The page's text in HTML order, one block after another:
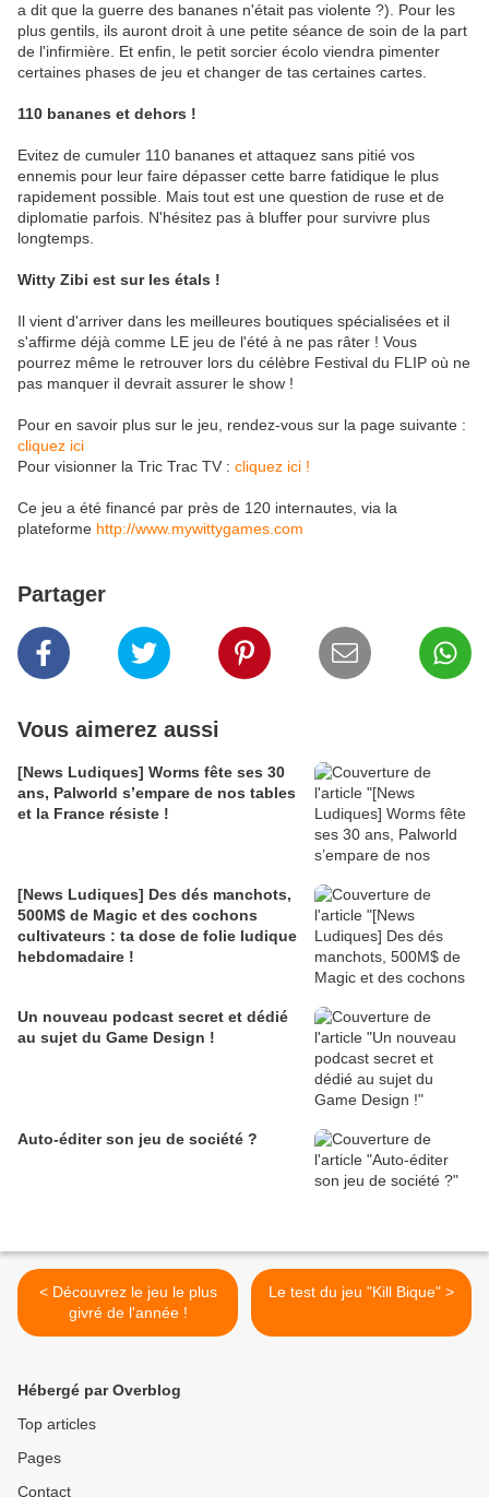
a dit que la guerre des bananes n'était pas violente ?). Pour les
plus gentils, ils auront droit à une petite séance de soin de la part
de l'infirmière. Et enfin, le petit sorcier écolo viendra pimenter
certaines phases de jeu et changer de tas certaines cartes.
110 bananes et dehors !
Evitez de cumuler 110 bananes et attaquez sans pitié vos
ennemis pour leur faire dépasser cette barre fatidique le plus
rapidement possible. Mais tout est une question de ruse et de
diplomatie parfois. N'hésitez pas à bluffer pour survivre plus
longtemps.
Witty Zibi est sur les étals !
Il vient d'arriver dans les meilleures boutiques spécialisées et il
s'affirme déjà comme LE jeu de l'été à ne pas râter ! Vous
pourrez même le retrouver lors du célèbre Festival du FLIP où ne
pas manquer il devrait assurer le show !
Pour en savoir plus sur le jeu, rendez-vous sur la page suivante :
cliquez ici
Pour visionner la Tric Trac TV : cliquez ici !
Ce jeu a été financé par près de 120 internautes, via la
plateforme http://www.mywittygames.com
Partager
Vous aimerez aussi
[News Ludiques] Worms fête ses 30
ans, Palworld s’empare de nos tables
et la France résiste !
[News Ludiques] Des dés manchots,
500M$ de Magic et des cochons
cultivateurs : ta dose de folie ludique
hebdomadaire !
Un nouveau podcast secret et dédié
au sujet du Game Design !
Auto-éditer son jeu de société ?
< Découvrez le jeu le plus
givré de l'année !
Le test du jeu "Kill Bique" >
Hébergé par Overblog
Top articles
Pages
Contact